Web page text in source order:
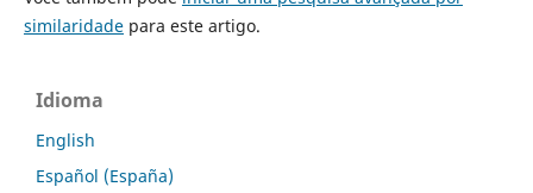
similaridadepara este artigo.
Idioma
English
Español (España)